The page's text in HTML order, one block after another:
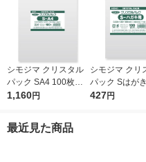
シモジマ クリスタル
パック SA4 100枚入 6
739200 1袋(100枚入)
1,160円
シモジマ クリ
パック Sはが
枚入 6751700
427円
最近見た商品